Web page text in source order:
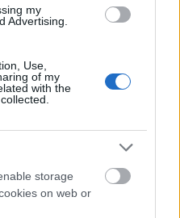
my
Advertising.
Use,
of my
with the
storage
on web or
fegyverkezik: